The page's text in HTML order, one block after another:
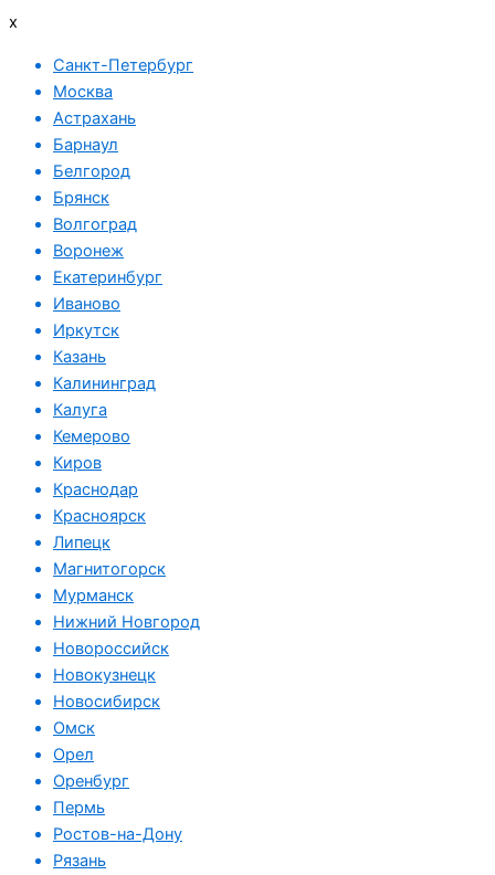
x
Санкт-Петербург
Москва
Астрахань
Барнаул
Белгород
Брянск
Волгоград
Воронеж
Екатеринбург
Иваново
Иркутск
Казань
Калининград
Калуга
Кемерово
Киров
Краснодар
Красноярск
Липецк
Магнитогорск
Мурманск
Нижний Новгород
Новороссийск
Новокузнецк
Новосибирск
Омск
Орел
Оренбург
Пермь
Ростов-на-Дону
Рязань